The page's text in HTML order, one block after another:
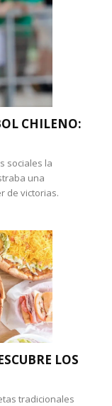
CHILENO:
sociales la
una
de victorias.
LOS
tradicionales